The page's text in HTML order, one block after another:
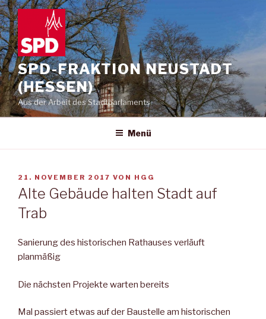
Zum
Inhalt
springen
SPD-FRAKTION NEUSTADT
(HESSEN)
Aus der Arbeit des Stadtparlaments
Menü
VERÖFFENTLICHT
AM
21. NOVEMBER 2017 VON HGG
Alte Gebäude halten Stadt auf
Trab
Sanierung des historischen Rathauses verläuft
planmäßig
Die nächsten Projekte warten bereits
Mal passiert etwas auf der Baustelle am historischen